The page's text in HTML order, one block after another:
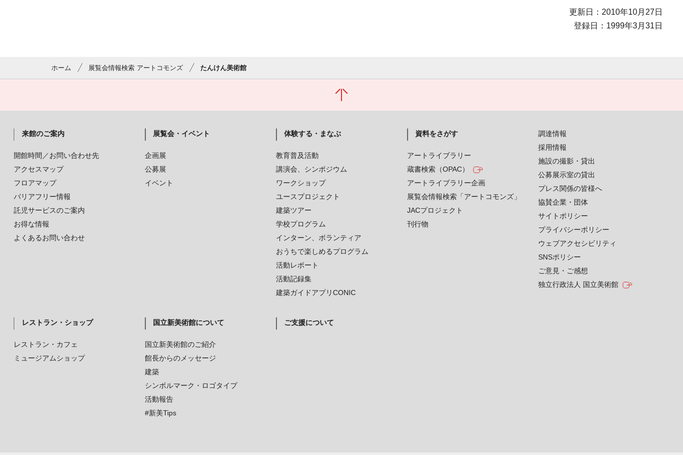
更新日：2010年10月27日
登録日：1999年3月31日
ホーム 展覧会情報検索 アートコモンズ たんけん美術館
来館のご案内
開館時間／お問い合わせ先
アクセスマップ
フロアマップ
バリアフリー情報
託児サービスのご案内
お得な情報
よくあるお問い合わせ
展覧会・イベント
企画展
公募展
イベント
体験する・まなぶ
教育普及活動
講演会、シンポジウム
ワークショップ
ユースプロジェクト
建築ツアー
学校プログラム
インターン、ボランティア
おうちで楽しめるプログラム
活動レポート
活動記録集
建築ガイドアプリCONIC
資料をさがす
アートライブラリー
蔵書検索（OPAC）
アートライブラリー企画
展覧会情報検索「アートコモンズ」
JACプロジェクト
刊行物
レストラン・ショップ
レストラン・カフェ
ミュージアムショップ
国立新美術館について
国立新美術館のご紹介
館長からのメッセージ
建築
シンボルマーク・ロゴタイプ
活動報告
#新美Tips
ご支援について
調達情報
採用情報
施設の撮影・貸出
公募展示室の貸出
プレス関係の皆様へ
協賛企業・団体
サイトポリシー
プライバシーポリシー
ウェブアクセシビリティ
SNSポリシー
ご意見・ご感想
独立行政法人 国立美術館